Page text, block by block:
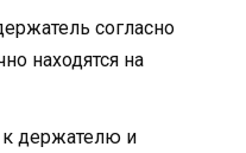
согласно
находятся на
к держателю и